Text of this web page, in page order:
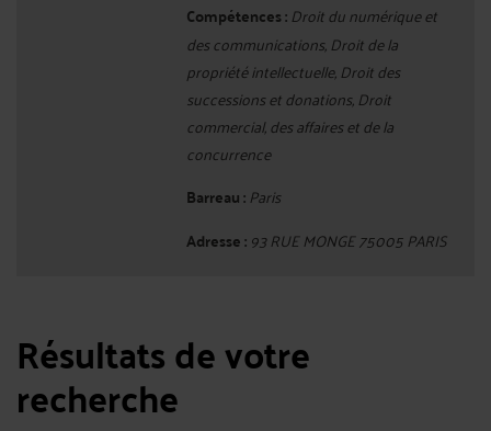
Compétences : Droit du numérique et
des communications, Droit de la
propriété intellectuelle, Droit des
successions et donations, Droit
commercial, des affaires et de la
concurrence
Barreau : Paris
Adresse : 93 RUE MONGE 75005 PARIS
Résultats de votre
recherche